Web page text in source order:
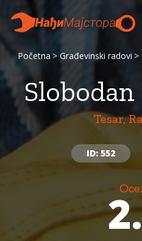
Početna Građevinski radovi
Tesar,
ID: 552